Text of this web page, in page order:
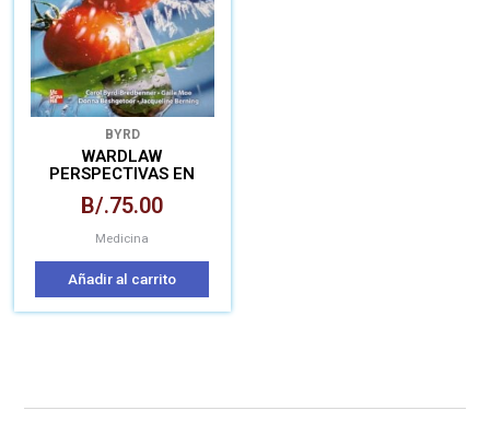
BYRD
WARDLAW
PERSPECTIVAS EN
B/.75.00
Medicina
Añadir al carrito